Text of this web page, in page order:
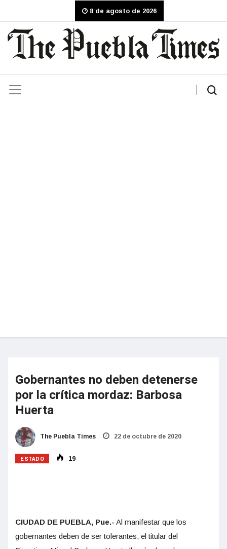
8 de agosto de 2026
Gobernantes no deben detenerse
por la crítica mordaz: Barbosa
Huerta
The Puebla Times 22 de octubre de 2020
ESTADO 19
CIUDAD DE PUEBLA, Pue.- Al manifestar que los
gobernantes deben de ser tolerantes, el titular del